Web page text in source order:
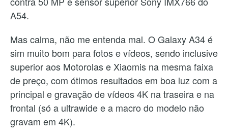
A54.
Mas calma, não me entenda mal. O Galaxy A34 é
sim muito bom para fotos e vídeos, sendo inclusive
superior aos Motorolas e Xiaomis na mesma faixa
de preço, com ótimos resultados em boa luz com a
principal e gravação de vídeos 4K na traseira e na
frontal (só a ultrawide e a macro do modelo não
gravam em 4K).